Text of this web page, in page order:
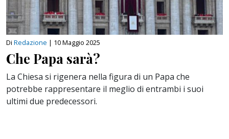
Di Redazione | 10 Maggio 2025
Che Papa sarà?
La Chiesa si rigenera nella figura di un Papa che
potrebbe rappresentare il meglio di entrambi i suoi
ultimi due predecessori.